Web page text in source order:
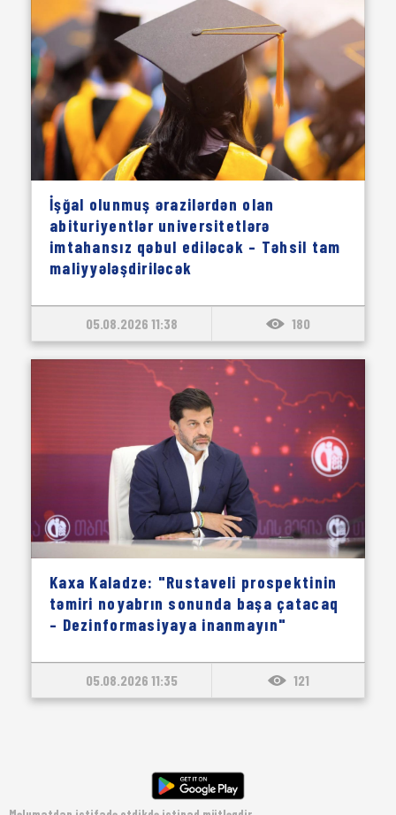
İşğal olunmuş ərazilərdən olan
abituriyentlər universitetlərə
imtahansız qəbul ediləcək – Təhsil tam
maliyyələşdiriləcək
05.08.2026 11:38 180
Kaxa Kaladze: "Rustaveli prospektinin
təmiri noyabrın sonunda başa çatacaq
– Dezinformasiyaya inanmayın"
05.08.2026 11:35 121